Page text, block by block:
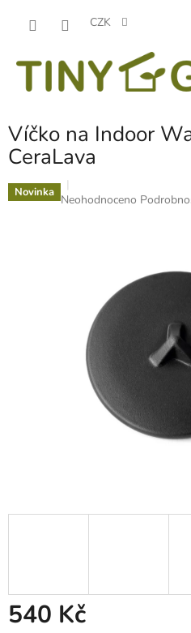
CZK
Víčko na Indoor
CeraLava
Novinka Průměrné
hvězdiček.
Neohodnoceno
540 Kč